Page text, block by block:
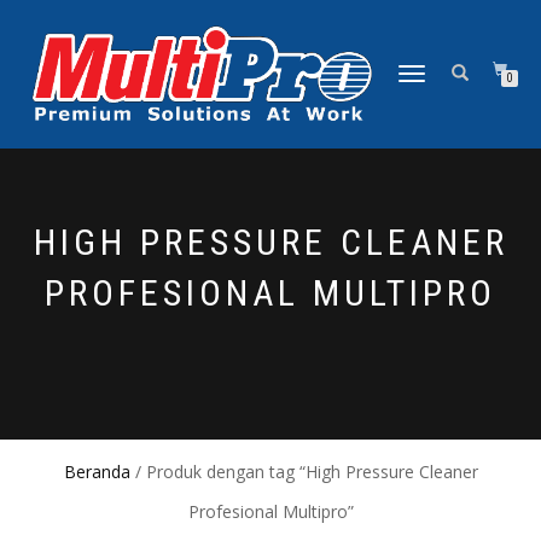
NAVIGASI
0
HIGH PRESSURE CLEANER
PROFESIONAL MULTIPRO
Beranda / Produk dengan tag “High Pressure Cleaner
Profesional Multipro”